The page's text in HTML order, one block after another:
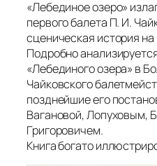
«Лебединое озеро»
первого балета П. И.
сценическая история
Подробно
«Лебединого озера» в
Чайковского
позднейшие его
Вагановой, Лопуховым,
Григоровичем.
Книга богато